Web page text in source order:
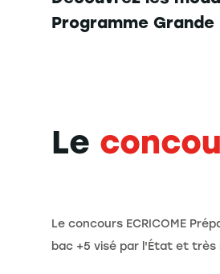
Programme
Le
Le concours ECRICOME
bac +5 visé par l'État et